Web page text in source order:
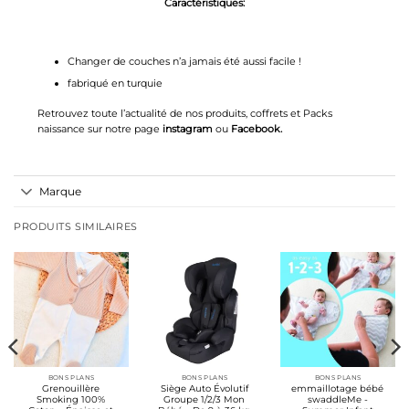
Caractéristiques:
Changer de couches n’a jamais été aussi facile !
fabriqué en turquie
Retrouvez toute l’actualité de nos produits, coffrets et Packs
naissance sur notre page instagram ou Facebook.
Marque
PRODUITS SIMILAIRES
BONS PLANS
Grenouillère
Smoking 100%
BONS PLANS
Siège Auto Évolutif
Groupe 1/2/3 Mon
BONS PLANS
emmaillotage bébé
swaddleMe -